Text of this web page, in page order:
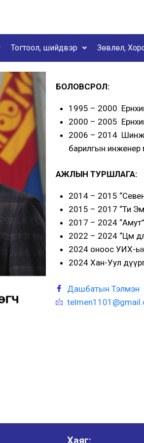
Тогтоол, шийдвэр Зөвлөл,
БОЛОВСРОЛ:
1995 – 2000
2000 – 2005
2006 – 2014
барилгын инженер
АЖЛЫН ТУРШЛАГА:
2014 – 2015
2015 – 2017 “Ти Эм
2017 – 2024
2022 – 2024 “Цөм
2024 оноос УИХ-ын
2024 Хан-Уул
Дашбатын Тэлмэн
Хаяг: